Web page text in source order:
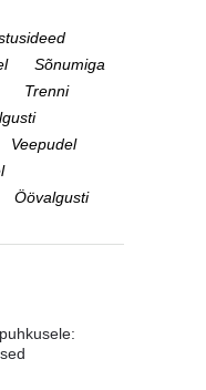
Sõnumiga
Trenni
Veepudel
Öövalgusti